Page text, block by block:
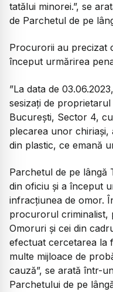
tatălui minorei.”, se
de Parchetul de pe
Procurorii au precizat
început urmărirea
”La data de
sesizaţi de
Bucureşti, Sector 4,
plecarea unor chiriaşi,
din plastic, ce emană
Parchetul de pe lângă
din oficiu şi a început
infracţiunea de omor.
procurorul criminalist,
Omoruri şi cei din
efectuat cercetarea la
multe mijloace de
cauză”, se arată într-
Parchetului de pe